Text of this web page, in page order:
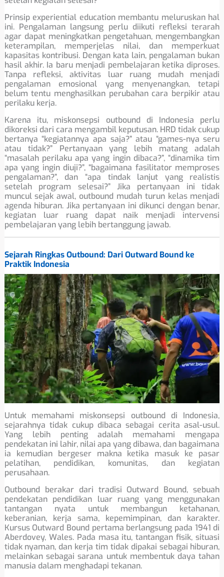
Prinsip experiential education membantu meluruskan hal
ini. Pengalaman langsung perlu diikuti refleksi terarah
agar dapat meningkatkan pengetahuan, mengembangkan
keterampilan, memperjelas nilai, dan memperkuat
kapasitas kontribusi. Dengan kata lain, pengalaman bukan
hasil akhir. Ia baru menjadi pembelajaran ketika diproses.
Tanpa refleksi, aktivitas luar ruang mudah menjadi
pengalaman emosional yang menyenangkan, tetapi
belum tentu menghasilkan perubahan cara berpikir atau
perilaku kerja.
Karena itu, miskonsepsi outbound di Indonesia perlu
dikoreksi dari cara mengambil keputusan. HRD tidak cukup
bertanya “kegiatannya apa saja?” atau “games-nya seru
atau tidak?” Pertanyaan yang lebih matang adalah
“masalah perilaku apa yang ingin dibaca?”, “dinamika tim
apa yang ingin diuji?”, “bagaimana fasilitator memproses
pengalaman?”, dan “apa tindak lanjut yang realistis
setelah program selesai?” Jika pertanyaan ini tidak
muncul sejak awal, outbound mudah turun kelas menjadi
agenda hiburan. Jika pertanyaan ini dikunci dengan benar,
kegiatan luar ruang dapat naik menjadi intervensi
pembelajaran yang lebih bertanggung jawab.
Sejarah Ringkas Outbound: Dari Outward Bound ke
Praktik Indonesia
Untuk memahami miskonsepsi outbound di Indonesia,
sejarahnya tidak cukup dibaca sebagai cerita asal-usul.
Yang lebih penting adalah memahami mengapa
pendekatan ini lahir, nilai apa yang dibawa, dan bagaimana
ia kemudian bergeser makna ketika masuk ke pasar
pelatihan, pendidikan, komunitas, dan kegiatan
perusahaan.
Outbound berakar dari tradisi Outward Bound, sebuah
pendekatan pendidikan luar ruang yang menggunakan
tantangan nyata untuk membangun ketahanan,
keberanian, kerja sama, kepemimpinan, dan karakter.
Kursus Outward Bound pertama berlangsung pada 1941 di
Aberdovey, Wales. Pada masa itu, tantangan fisik, situasi
tidak nyaman, dan kerja tim tidak dipakai sebagai hiburan,
melainkan sebagai sarana untuk membentuk daya tahan
manusia dalam menghadapi tekanan.